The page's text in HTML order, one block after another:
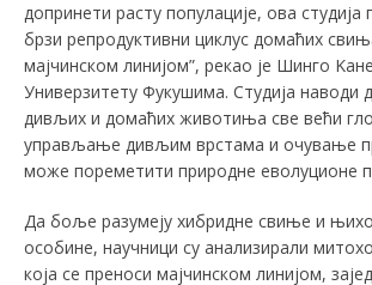
допринети расту популације, ова студија
брзи репродуктивни циклус домаћих
мајчинском линијом”, рекао је Шинго
Универзитету Фукушима. Студија наводи
дивљих и домаћих животиња све већи
управљање дивљим врстама и очување
може пореметити природне еволуционе
Да боље разумеју хибридне свиње и
особине, научници су анализирали
која се преноси мајчинском линијом,